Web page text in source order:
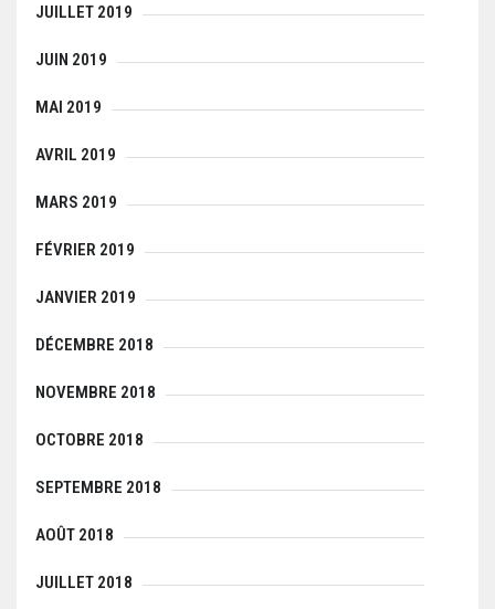
JUILLET 2019
JUIN 2019
MAI 2019
AVRIL 2019
MARS 2019
FÉVRIER 2019
JANVIER 2019
DÉCEMBRE 2018
NOVEMBRE 2018
OCTOBRE 2018
SEPTEMBRE 2018
AOÛT 2018
JUILLET 2018